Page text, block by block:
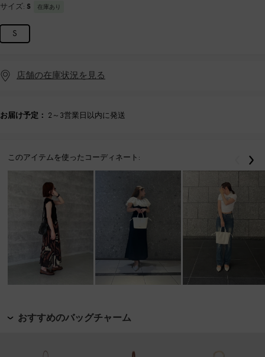
サイズ: S 在庫あり
S
店舗の在庫状況を見る
お届け予定： 2～3営業日以内に発送
このアイテムを使ったコーディネート: 戻る
おすすめのバッグチャーム